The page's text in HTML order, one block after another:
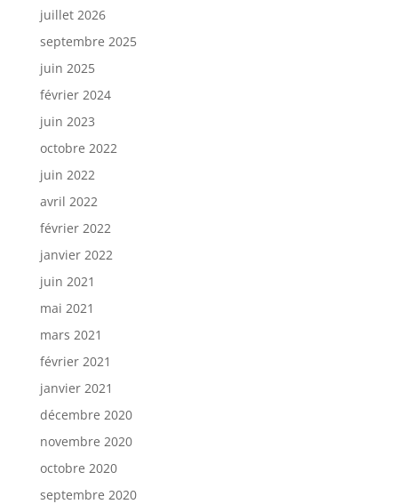
juillet 2026
septembre 2025
juin 2025
février 2024
juin 2023
octobre 2022
juin 2022
avril 2022
février 2022
janvier 2022
juin 2021
mai 2021
mars 2021
février 2021
janvier 2021
décembre 2020
novembre 2020
octobre 2020
septembre 2020